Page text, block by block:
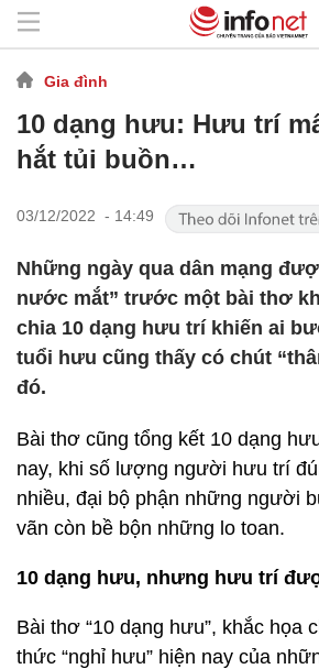
Gia đình
10 dạng hưu: Hưu trí
hắt tủi buồn…
03/12/2022 - 14:49
Những ngày qua dân mạng
nước mắt” trước một bài thơ
chia 10 dạng hưu trí khiến ai
tuổi hưu cũng thấy có chút
đó.
Bài thơ cũng tổng kết 10 dạng
nay, khi số lượng người hưu trí
nhiều, đại bộ phận những người
vãn còn bề bộn những lo toan.
10 dạng hưu, nhưng hưu trí
Bài thơ “10 dạng hưu”, khắc họa
thức “nghỉ hưu” hiện nay của